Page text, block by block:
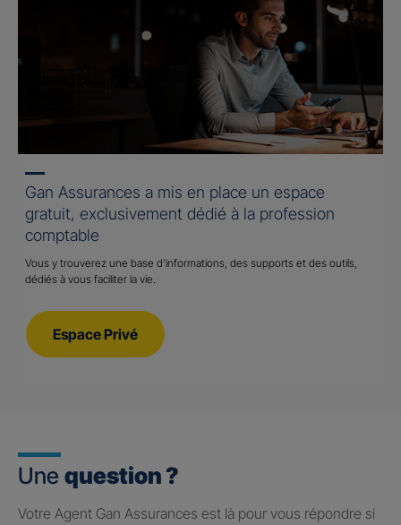
Gan Assurances a mis en place un espace
gratuit, exclusivement dédié à la profession
comptable
Vous y trouverez une base d’informations, des supports et des outils,
dédiés à vous faciliter la vie.
Espace Privé
Une question ?
Votre Agent Gan Assurances est là pour vous répondre si